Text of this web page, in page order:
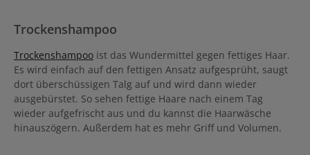
Trockenshampoo
Trockenshampoo ist das Wundermittel gegen fettiges Haar.
Es wird einfach auf den fettigen Ansatz aufgesprüht, saugt
dort überschüssigen Talg auf und wird dann wieder
ausgebürstet. So sehen fettige Haare nach einem Tag
wieder aufgefrischt aus und du kannst die Haarwäsche
hinauszögern. Außerdem hat es mehr Griff und Volumen.